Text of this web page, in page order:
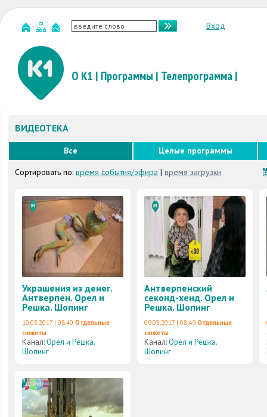
Вход
О К1 | Программы | Телепрограмма|
ВИДЕОТЕКА
Все
Целые программы
Сортировать по: время события/эфира | время загрузки
Украшения из денег.
Антверпен. Орел и
Решка. Шопинг
10.03.2017 | 08:40 Отдельные
сюжеты
Канал:Орел и Решка.
Шопинг
Антверпенский
секонд-хенд. Орел и
Решка. Шопинг
09.03.2017 | 08:49 Отдельные
сюжеты
Канал:Орел и Решка.
Шопинг